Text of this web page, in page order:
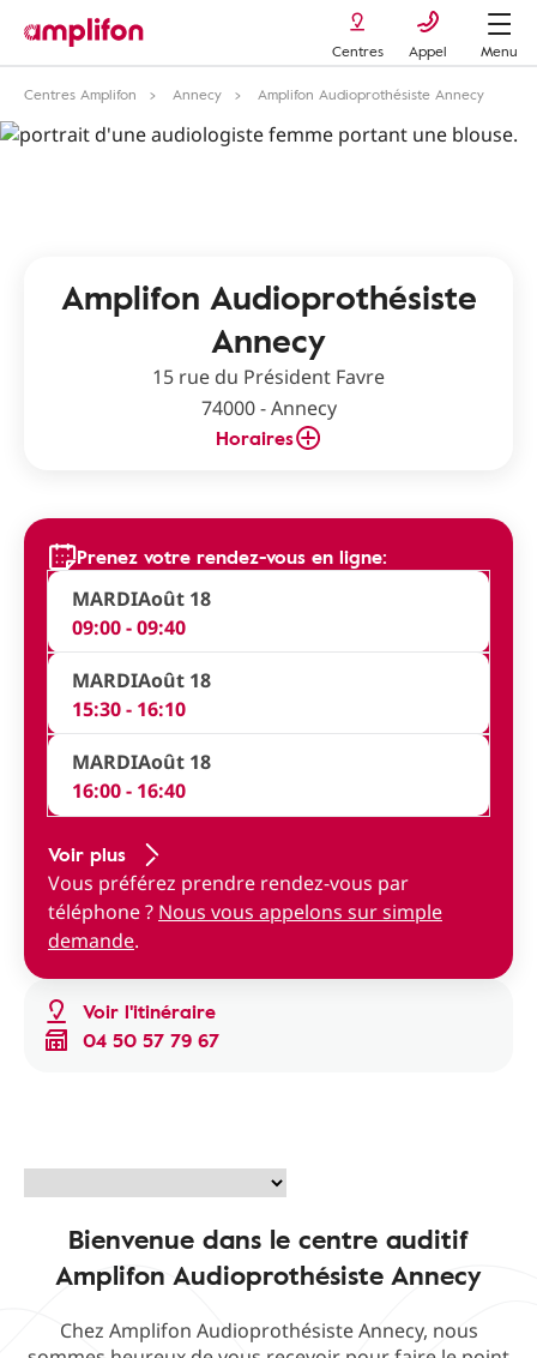
Centres Appel
Menu
Centres Amplifon
Annecy Amplifon Audioprothésiste Annecy
Amplifon Audioprothésiste
Annecy
15 rue du Président Favre
74000 - Annecy
Horaires
Voir l'itinéraire
04 50 57 79 67
Prenez votre rendez-vous en ligne:
MARDIAoût 18
09:00 - 09:40
MARDIAoût 18
15:30 - 16:10
MARDIAoût 18
16:00 - 16:40
Voir plus
Vous préférez prendre rendez-vous par
téléphone ? Nous vous appelons sur simple
demande.
Bienvenue dans le centre auditif
Amplifon Audioprothésiste Annecy
Chez Amplifon Audioprothésiste Annecy, nous